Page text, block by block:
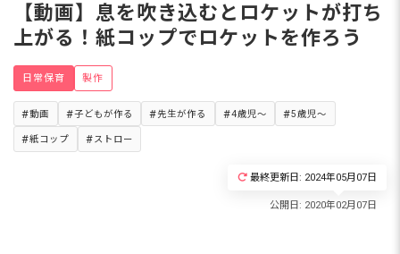
【動画】息を吹き込むとロケットが打ち
上がる！紙コップでロケットを作ろう
日常保育 製作
動画 子どもが作る 先生が作る 4歳児～ 5歳児～
紙コップ ストロー
最終更新日: 2024年05月07日